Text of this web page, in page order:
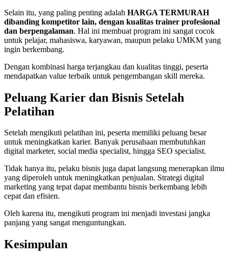
Selain itu, yang paling penting adalah HARGA TERMURAH
dibanding kompetitor lain, dengan kualitas trainer profesional
dan berpengalaman. Hal ini membuat program ini sangat cocok
untuk pelajar, mahasiswa, karyawan, maupun pelaku UMKM yang
ingin berkembang.
Dengan kombinasi harga terjangkau dan kualitas tinggi, peserta
mendapatkan value terbaik untuk pengembangan skill mereka.
Peluang Karier dan Bisnis Setelah
Pelatihan
Setelah mengikuti pelatihan ini, peserta memiliki peluang besar
untuk meningkatkan karier. Banyak perusahaan membutuhkan
digital marketer, social media specialist, hingga SEO specialist.
Tidak hanya itu, pelaku bisnis juga dapat langsung menerapkan ilmu
yang diperoleh untuk meningkatkan penjualan. Strategi digital
marketing yang tepat dapat membantu bisnis berkembang lebih
cepat dan efisien.
Oleh karena itu, mengikuti program ini menjadi investasi jangka
panjang yang sangat menguntungkan.
Kesimpulan